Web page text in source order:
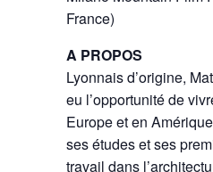
France)
A PROPOS
Lyonnais d’origine,
eu l’opportunité de
Europe et en
ses études et ses
travail dans